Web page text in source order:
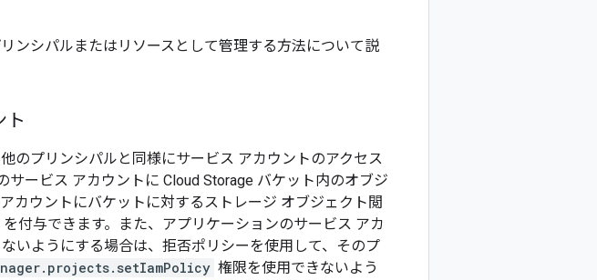
ンシパルまたはリソースとして管理する方法について説
ト
のプリンシパルと同様にサービス アカウントのアクセス
ービス アカウントに Cloud Storage バケット内のオブジ
カウントにバケットに対するストレージ オブジェクト閲
を付与できます。また、アプリケーションのサービス アカ
いようにする場合は、拒否ポリシーを使用して、そのプ
権限を使用できないよう